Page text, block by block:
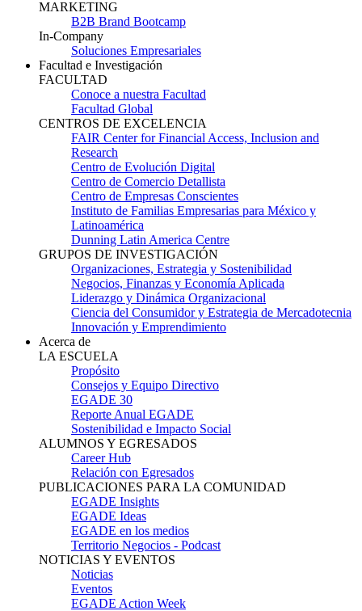
MARKETING
B2B Brand Bootcamp
In-Company
Soluciones Empresariales
Facultad e Investigación
FACULTAD
Conoce a nuestra Facultad
Facultad Global
CENTROS DE EXCELENCIA
FAIR Center for Financial Access, Inclusion and
Research
Centro de Evolución Digital
Centro de Comercio Detallista
Centro de Empresas Conscientes
Instituto de Familias Empresarias para México y
Latinoamérica
Dunning Latin America Centre
GRUPOS DE INVESTIGACIÓN
Organizaciones, Estrategia y Sostenibilidad
Negocios, Finanzas y Economía Aplicada
Liderazgo y Dinámica Organizacional
Ciencia del Consumidor y Estrategia de Mercadotecnia
Innovación y Emprendimiento
Acerca de
LA ESCUELA
Propósito
Consejos y Equipo Directivo
EGADE 30
Reporte Anual EGADE
Sostenibilidad e Impacto Social
ALUMNOS Y EGRESADOS
Career Hub
Relación con Egresados
PUBLICACIONES PARA LA COMUNIDAD
EGADE Insights
EGADE Ideas
EGADE en los medios
Territorio Negocios - Podcast
NOTICIAS Y EVENTOS
Noticias
Eventos
EGADE Action Week